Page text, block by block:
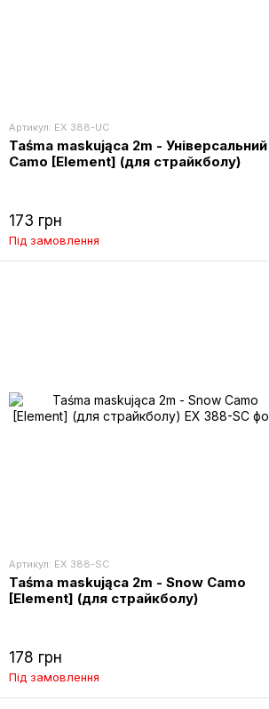
Артикул: EX 388-UC
Taśma maskująca 2m - Універсальний
Camo [Element] (для страйкболу)
173 грн
Під замовлення
Артикул: EX 388-SC
Taśma maskująca 2m - Snow Camo
[Element] (для страйкболу)
178 грн
Під замовлення